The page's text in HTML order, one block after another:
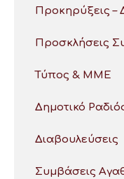
Προκηρύξεις –
Προσκλήσεις
Τύπος & ΜΜΕ
Δημοτικό
Διαβουλεύσεις
Συμβάσεις